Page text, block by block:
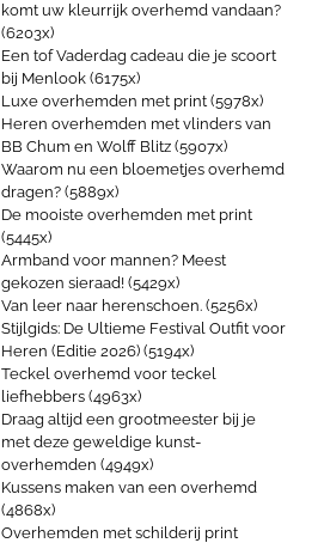
komt uw kleurrijk overhemd vandaan?
(6203x)
Een tof Vaderdag cadeau die je scoort
bij Menlook (6175x)
Luxe overhemden met print (5978x)
Heren overhemden met vlinders van
BB Chum en Wolff Blitz (5907x)
Waarom nu een bloemetjes overhemd
dragen? (5889x)
De mooiste overhemden met print
(5445x)
Armband voor mannen? Meest
gekozen sieraad! (5429x)
Van leer naar herenschoen. (5256x)
Stijlgids: De Ultieme Festival Outfit voor
Heren (Editie 2026) (5194x)
Teckel overhemd voor teckel
liefhebbers (4963x)
Draag altijd een grootmeester bij je
met deze geweldige kunst-
overhemden (4949x)
Kussens maken van een overhemd
(4868x)
Overhemden met schilderij print